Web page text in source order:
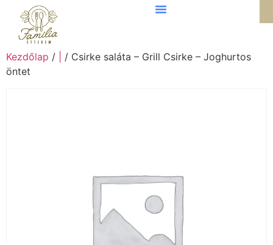
Kezdőlap /
/ Csirke saláta – Grill Csirke – Joghurtos
öntet